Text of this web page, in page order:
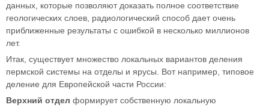
данных, которые позволяют доказать полное соответствие
геологических слоев, радиологический способ дает очень
приближенные результаты с ошибкой в несколько миллионов
лет.
Итак, существует множество локальных вариантов деления
пермской системы на отделы и ярусы. Вот например, типовое
деление для Европейской части России:
Верхний отдел формирует собственную локальную